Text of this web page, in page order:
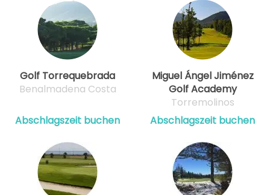
Golf Torrequebrada
Benalmadena Costa
Abschlagszeit buchen
Miguel Ángel Jiménez
Golf Academy
Torremolinos
Abschlagszeit buchen